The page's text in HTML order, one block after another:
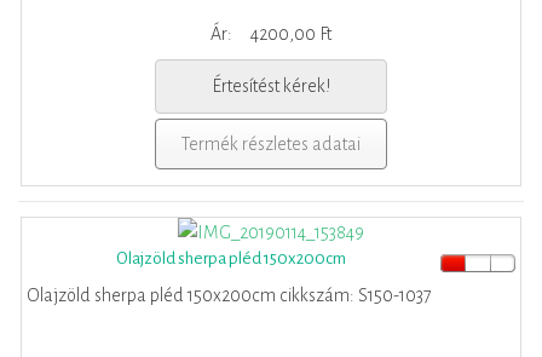
Ár: 4200,00 Ft
Értesítést kérek!
Termék részletes adatai
Olajzöld sherpa pléd 150x200cm
Olajzöld sherpa pléd 150x200cm cikkszám: S150-1037